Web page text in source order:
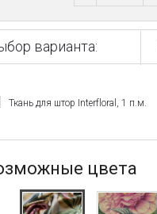
варианта:
Ткань для штор Interfloral, 1 п.м.
цвета